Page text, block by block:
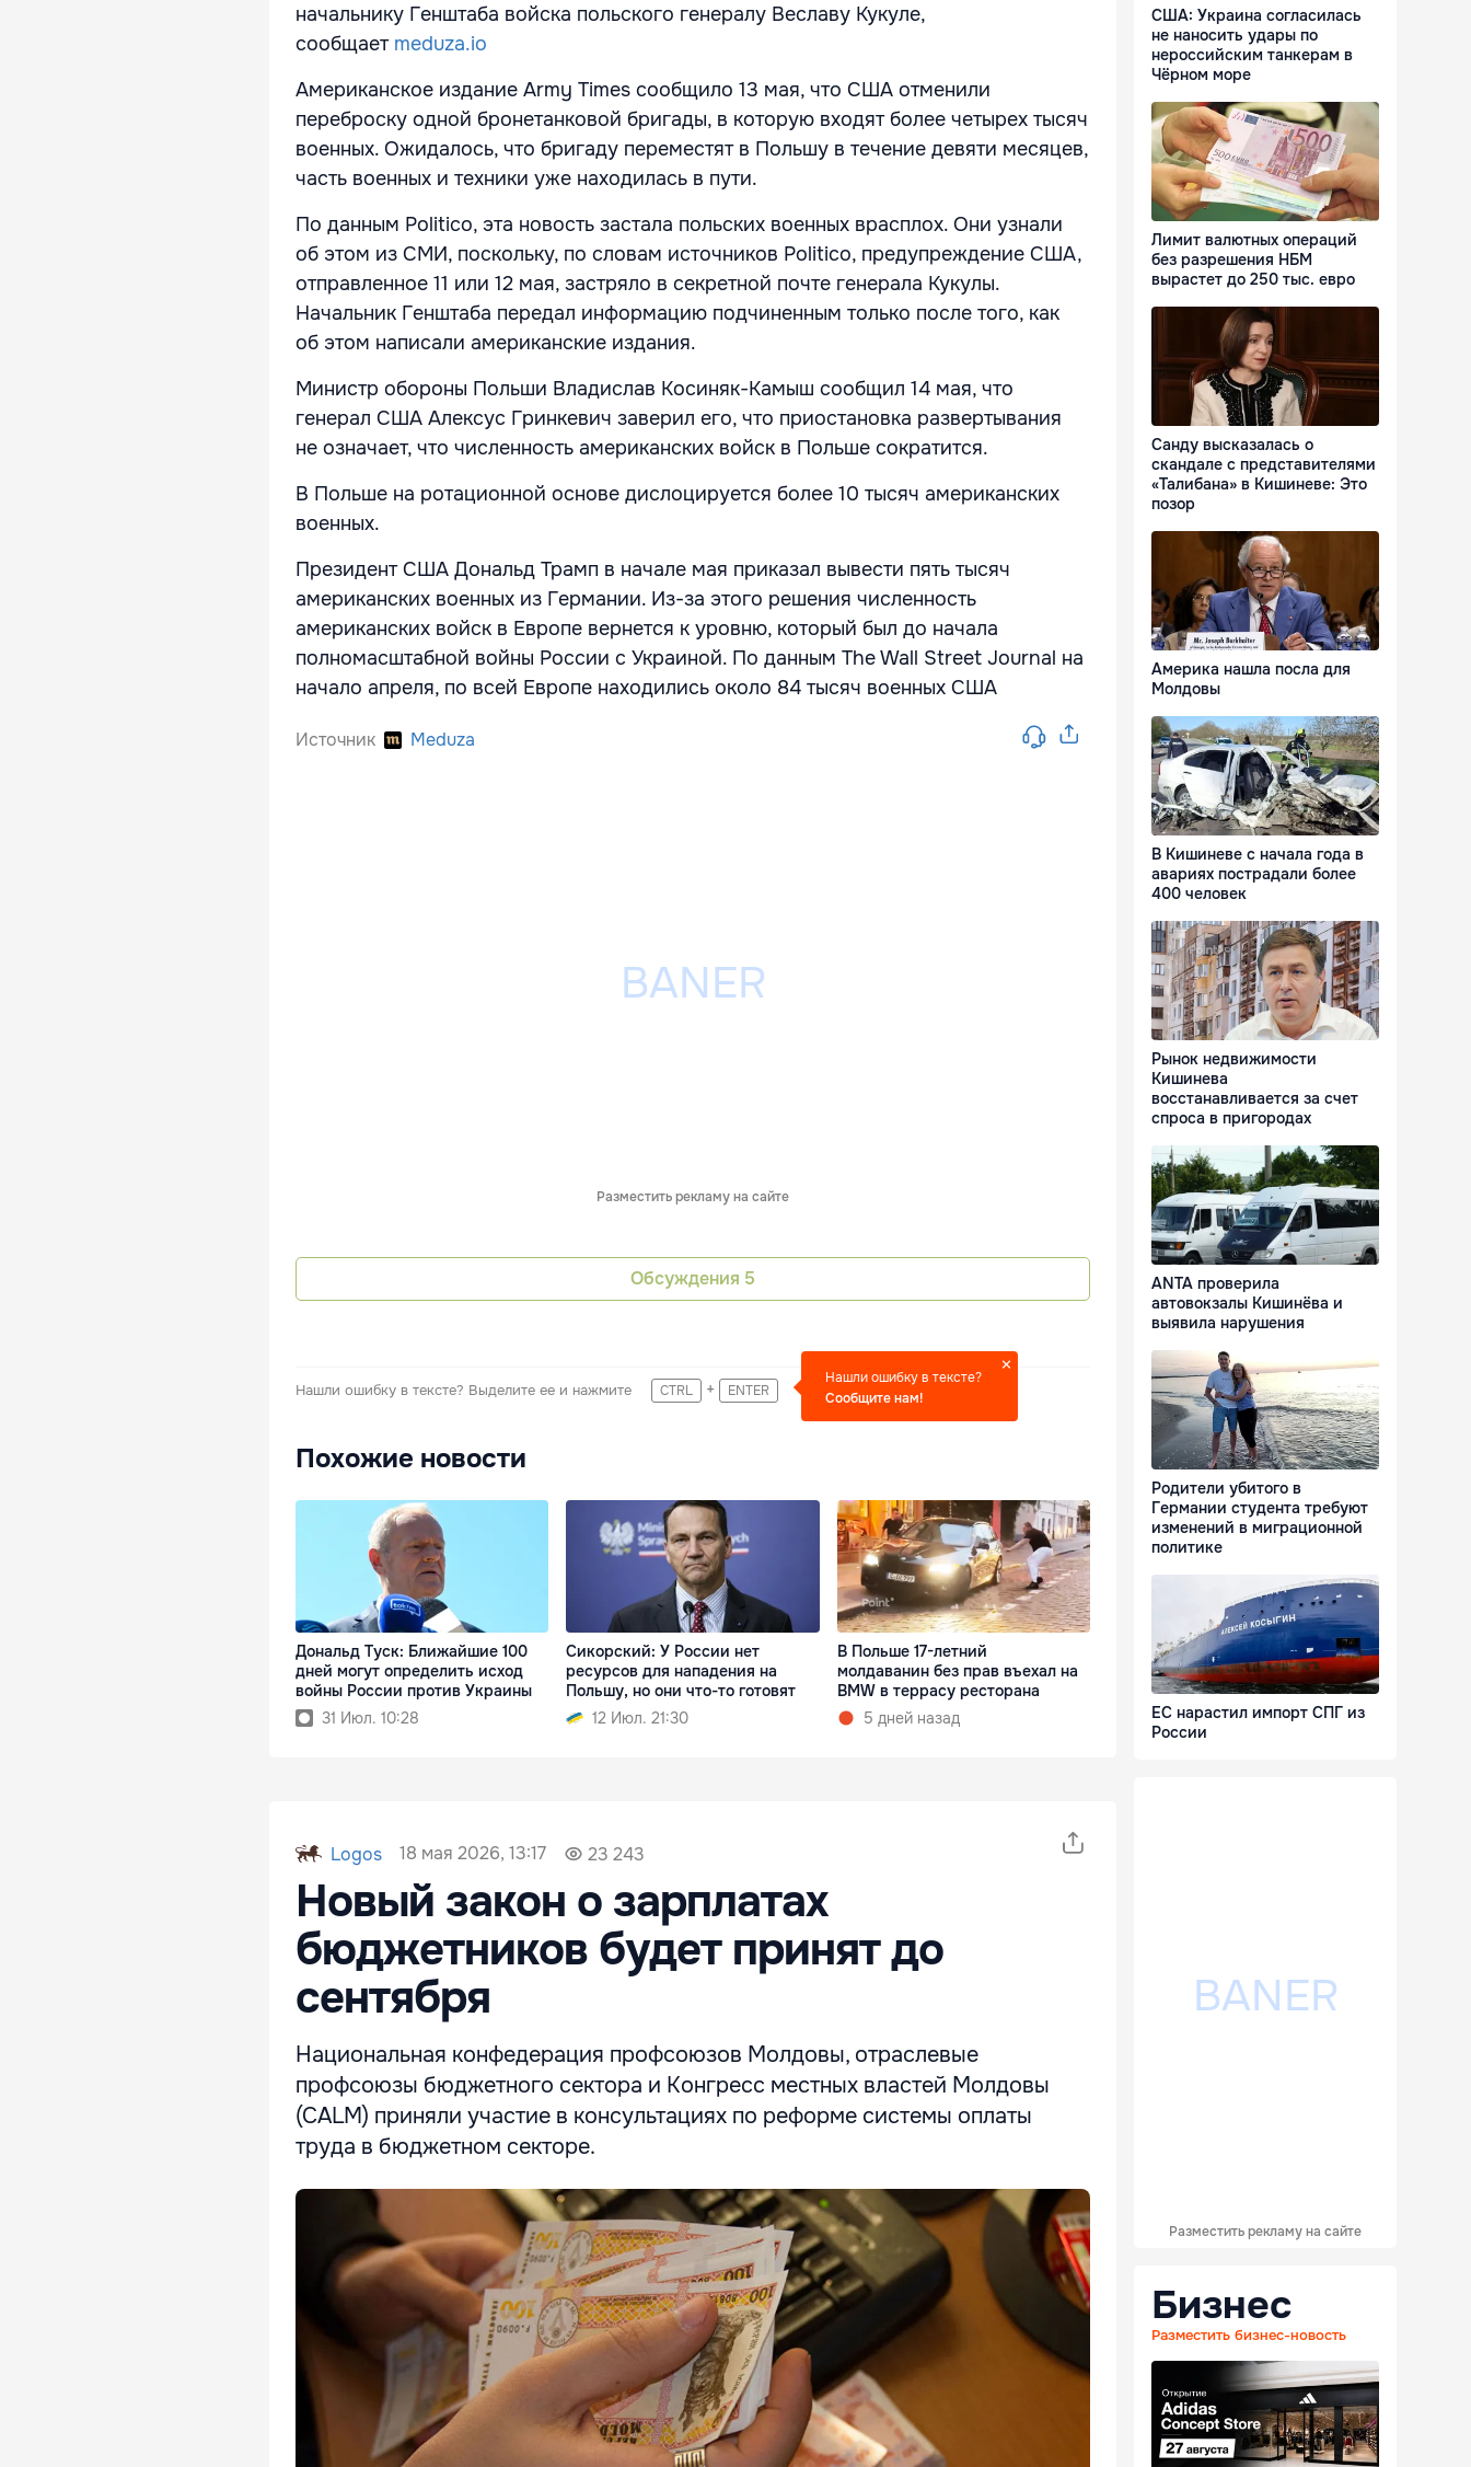
начальнику Генштаба войска польского генералу Веславу Кукуле,
сообщаетmeduza.io
Американское издание Army Times сообщило 13 мая, что США отменили
переброску одной бронетанковой бригады, в которую входят более четырех тысяч
военных. Ожидалось, что бригаду переместят в Польшу в течение девяти месяцев,
часть военных и техники уже находилась в пути.
По данным Politico, эта новость застала польских военных врасплох. Они узнали
об этом из СМИ, поскольку, по словам источников Politico, предупреждение США,
отправленное 11 или 12 мая, застряло в секретной почте генерала Кукулы.
Начальник Генштаба передал информацию подчиненным только после того, как
об этом написали американские издания.
Министр обороны Польши Владислав Косиняк-Камыш сообщил 14 мая, что
генерал США Алексус Гринкевич заверил его, что приостановка развертывания
не означает, что численность американских войск в Польше сократится.
В Польше на ротационной основе дислоцируется более 10 тысяч американских
военных.
Президент США Дональд Трамп в начале мая приказал вывести пять тысяч
американских военных из Германии. Из-за этого решения численность
американских войск в Европе вернется к уровню, который был до начала
полномасштабной войны России с Украиной. По данным The Wall Street Journal на
начало апреля, по всей Европе находились около 84 тысяч военных США
Источник Meduza
Разместить рекламу на сайте
Обсуждения 5
Нашли ошибку в тексте? Выделите ее и нажмите CTRL + ENTER
Нашли ошибку в тексте?
Сообщите нам!
Похожие новости
Дональд Туск: Ближайшие 100
дней могут определить исход
войны России против Украины
31 Июл. 10:28
Сикорский: У России нет
ресурсов для нападения на
Польшу, но они что-то готовят
12 Июл. 21:30
В Польше 17-летний
молдаванин без прав въехал на
BMW в террасу ресторана
5 дней назад
Logos 18 мая 2026, 13:17 23 243
Новый закон о зарплатах
бюджетников будет принят до
сентября
Национальная конфедерация профсоюзов Молдовы, отраслевые
профсоюзы бюджетного сектора и Конгресс местных властей Молдовы
(CALM) приняли участие в консультациях по реформе системы оплаты
труда в бюджетном секторе.
США: Украина согласилась
не наносить удары по
нероссийским танкерам в
Чёрном море
Лимит валютных операций
без разрешения НБМ
вырастет до 250 тыс. евро
Санду высказалась о
скандале с представителями
«Талибана» в Кишиневе: Это
позор
Америка нашла посла для
Молдовы
В Кишиневе с начала года в
авариях пострадали более
400 человек
Рынок недвижимости
Кишинева
восстанавливается за счет
спроса в пригородах
ANTA проверила
автовокзалы Кишинёва и
выявила нарушения
Родители убитого в
Германии студента требуют
изменений в миграционной
политике
ЕС нарастил импорт СПГ из
России
Разместить рекламу на сайте
Бизнес
Разместить бизнес-новость